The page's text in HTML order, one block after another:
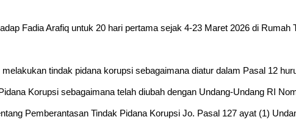
Fadia Arafiq untuk 20 hari pertama sejak 4-23 Maret 2026 di
tindak pidana korupsi sebagaimana diatur dalam Pasal 12
Korupsi sebagaimana telah diubah dengan Undang-Undang RI
Pemberantasan Tindak Pidana Korupsi Jo. Pasal 127 ayat (1)